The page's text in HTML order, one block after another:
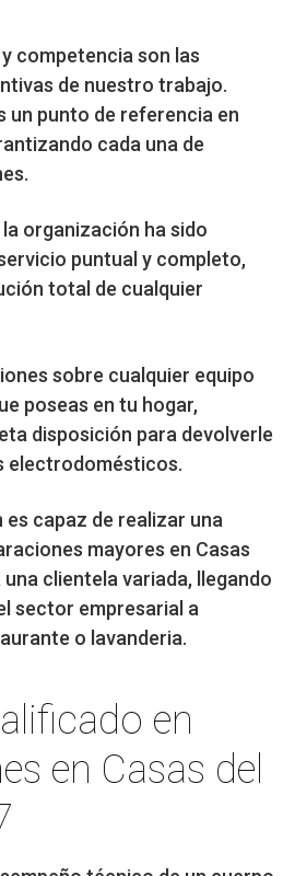
competencia son las
de nuestro trabajo.
un punto de referencia en
cada una de
organización ha sido
puntual y completo,
total de cualquier
sobre cualquier equipo
poseas en tu hogar,
disposición para devolverle
electrodomésticos.
es capaz de realizar una
mayores en Casas
clientela variada, llegando
sector empresarial a
o lavanderia.
en
en Casas del